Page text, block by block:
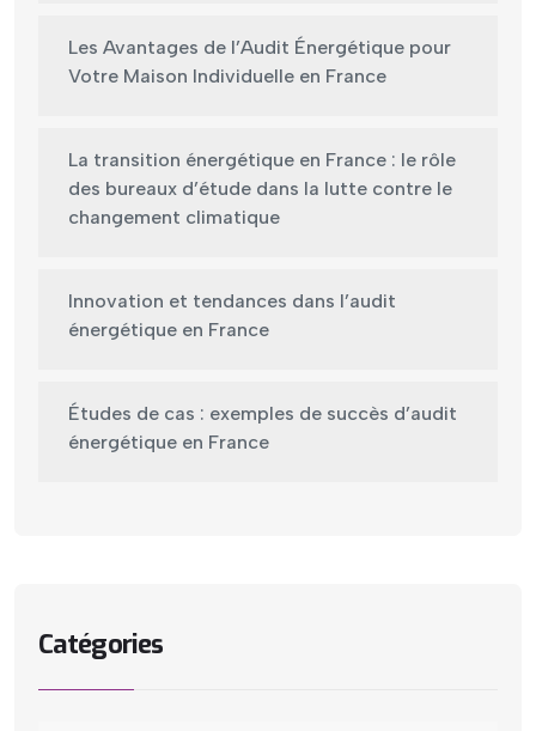
Les Avantages de l’Audit Énergétique pour
Votre Maison Individuelle en France
La transition énergétique en France : le rôle
des bureaux d’étude dans la lutte contre le
changement climatique
Innovation et tendances dans l’audit
énergétique en France
Études de cas : exemples de succès d’audit
énergétique en France
Catégories